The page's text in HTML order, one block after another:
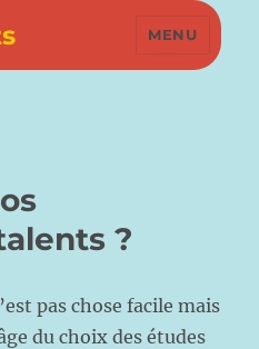
MENU
?
pas chose facile mais
du choix des études